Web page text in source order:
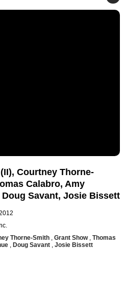
Courtney Thorne-
Calabro, Amy
Savant, Josie Bissett
Thorne-Smith , Grant Show , Thomas
, Doug Savant , Josie Bissett